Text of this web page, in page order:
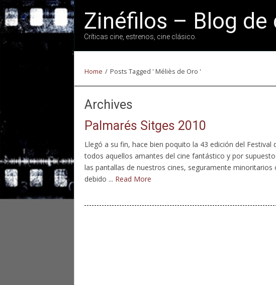
Zinéfilos – Blog de
Críticas cine, estrenos, cine clásico.
Home / Posts Tagged ' Méliès de Oro '
Archives
Palmarés Sitges 2010
Llegó a su fin, hace bien poquito la 43 edición del
todos aquellos amantes del cine fantástico y por
las pantallas de nuestros cines, seguramente
debido ... Read More